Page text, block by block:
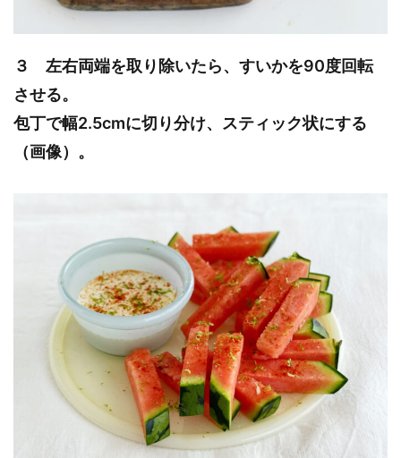
３ 左右両端を取り除いたら、すいかを90度回転
させる。
包丁で幅2.5cmに切り分け、スティック状にする
（画像）。